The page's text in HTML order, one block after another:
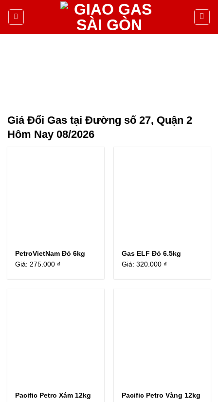
Giá Đổi Gas tại Đường số 27, Quận 2
Hôm Nay 08/2026
PetroVietNam Đỏ 6kg
Giá:275.000 ₫
Gas ELF Đỏ 6.5kg
Giá:320.000 ₫
Pacific Petro Xám 12kg
Pacific Petro Vàng 12kg